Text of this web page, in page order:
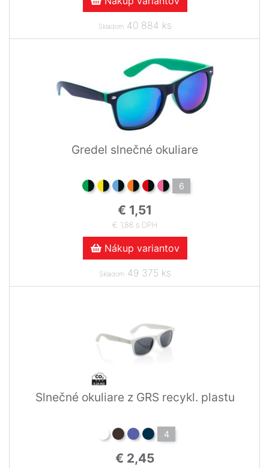
Skladom40 884 ks
Gredel slnečné okuliare
6
€ 1,51
€ 1,86 s DPH
Nákup variantov
Skladom49 375 ks
Slnečné okuliare z GRS recykl. plastu
4
€ 2,45